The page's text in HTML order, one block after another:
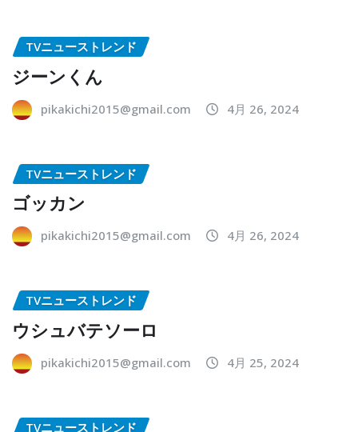
TVニューストレンド
ジーンくん
pikakichi2015@gmail.com 4月 26, 2024
TVニューストレンド
ゴッカン
pikakichi2015@gmail.com 4月 26, 2024
TVニューストレンド
ウシュバテソーロ
pikakichi2015@gmail.com 4月 25, 2024
TVニューストレンド